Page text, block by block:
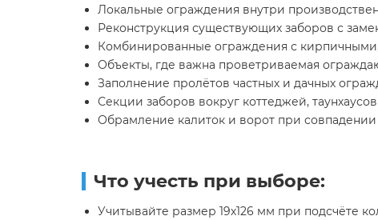
Локальные ограждения внутри
Реконструкция существующих заборов с
Комбинированные ограждения с
Объекты, где важна проветриваемая
Заполнение пролётов частных и дачных
Секции заборов вокруг коттеджей,
Обрамление калиток и ворот при
Что учесть при выборе:
Учитывайте размер 19х126 мм при подсчёте